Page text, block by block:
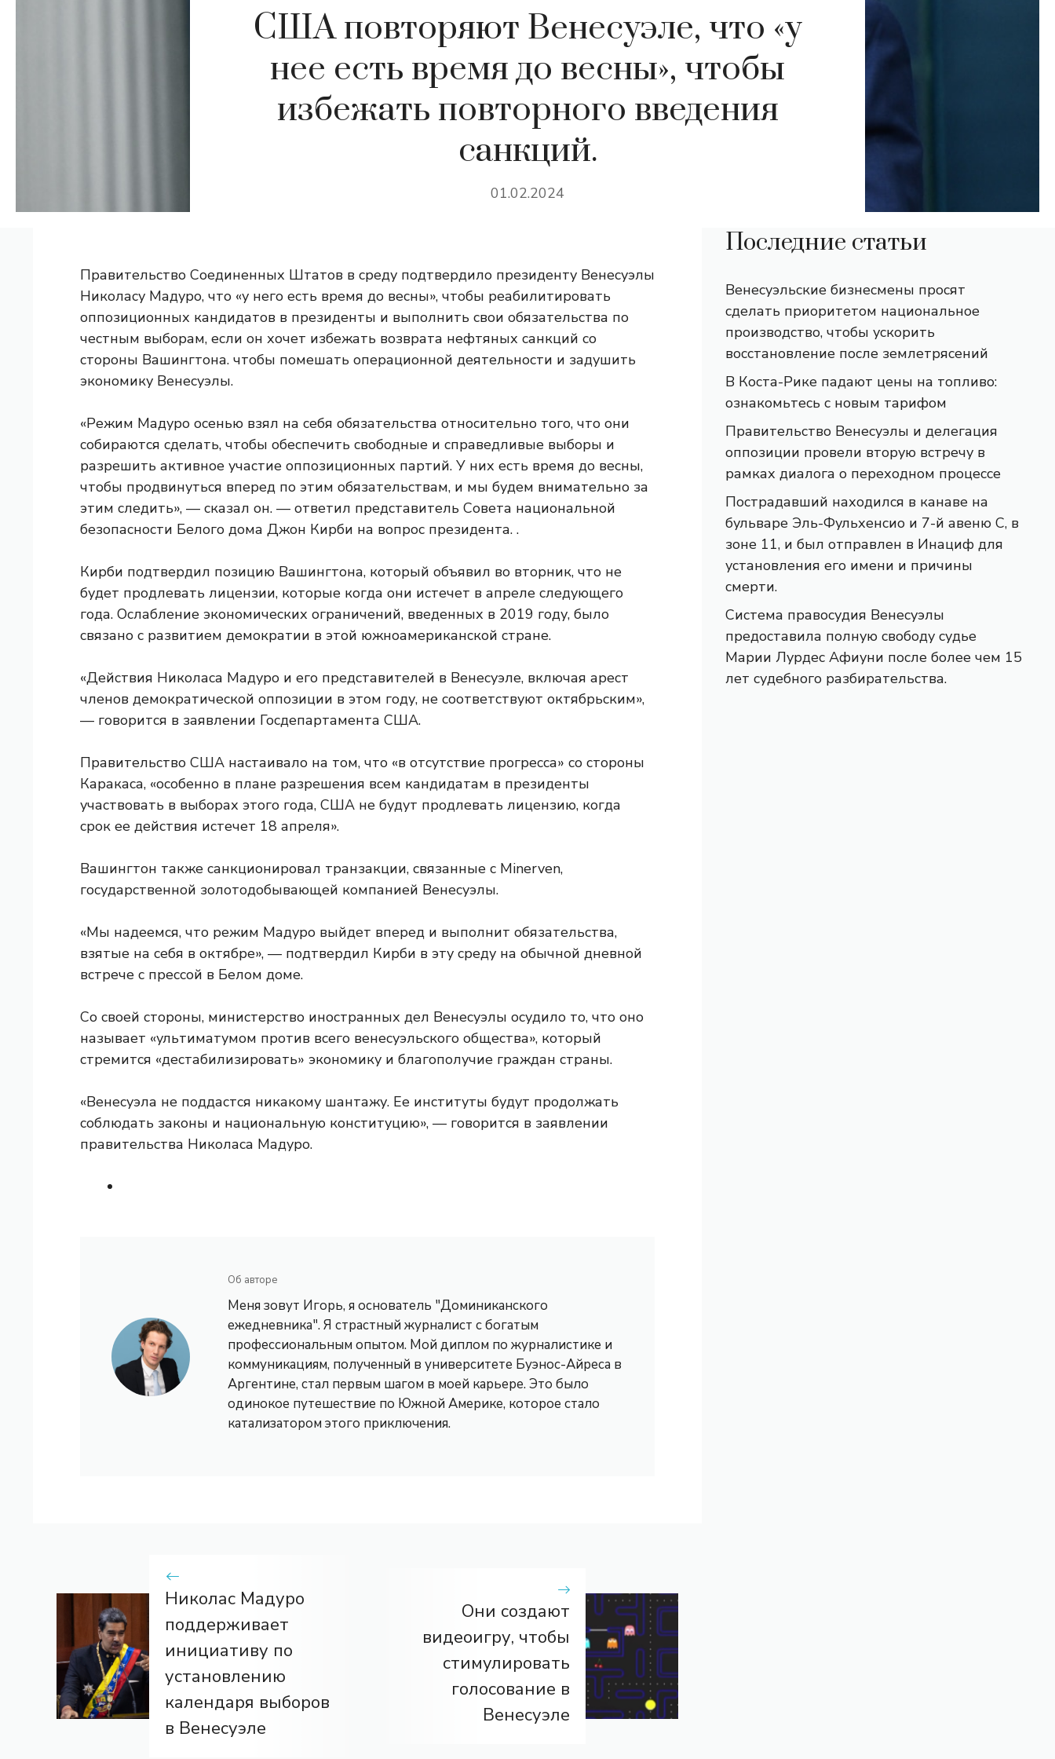
США повторяют Венесуэле, что «у
нее есть время до весны», чтобы
избежать повторного введения
санкций.
01.02.2024
Правительство Соединенных Штатов в среду подтвердило президенту Венесуэлы
Николасу Мадуро, что «у него есть время до весны», чтобы реабилитировать
оппозиционных кандидатов в президенты и выполнить свои обязательства по
честным выборам, если он хочет избежать возврата нефтяных санкций со
стороны Вашингтона. чтобы помешать операционной деятельности и задушить
экономику Венесуэлы.
«Режим Мадуро осенью взял на себя обязательства относительно того, что они
собираются сделать, чтобы обеспечить свободные и справедливые выборы и
разрешить активное участие оппозиционных партий. У них есть время до весны,
чтобы продвинуться вперед по этим обязательствам, и мы будем внимательно за
этим следить», — сказал он. — ответил представитель Совета национальной
безопасности Белого дома Джон Кирби на вопрос президента. .
Кирби подтвердил позицию Вашингтона, который объявил во вторник, что не
будет продлевать лицензии, которые когда они истечет в апреле следующего
года. Ослабление экономических ограничений, введенных в 2019 году, было
связано с развитием демократии в этой южноамериканской стране.
«Действия Николаса Мадуро и его представителей в Венесуэле, включая арест
членов демократической оппозиции в этом году, не соответствуют октябрьским»,
— говорится в заявлении Госдепартамента США.
Правительство США настаивало на том, что «в отсутствие прогресса» со стороны
Каракаса, «особенно в плане разрешения всем кандидатам в президенты
участвовать в выборах этого года, США не будут продлевать лицензию, когда
срок ее действия истечет 18 апреля».
Вашингтон также санкционировал транзакции, связанные с Minerven,
государственной золотодобывающей компанией Венесуэлы.
«Мы надеемся, что режим Мадуро выйдет вперед и выполнит обязательства,
взятые на себя в октябре», — подтвердил Кирби в эту среду на обычной дневной
встрече с прессой в Белом доме.
Со своей стороны, министерство иностранных дел Венесуэлы осудило то, что оно
называет «ультиматумом против всего венесуэльского общества», который
стремится «дестабилизировать» экономику и благополучие граждан страны.
«Венесуэла не поддастся никакому шантажу. Ее институты будут продолжать
соблюдать законы и национальную конституцию», — говорится в заявлении
правительства Николаса Мадуро.
Об авторе
Меня зовут Игорь, я основатель "Доминиканского
ежедневника". Я страстный журналист с богатым
профессиональным опытом. Мой диплом по журналистике и
коммуникациям, полученный в университете Буэнос-Айреса в
Аргентине, стал первым шагом в моей карьере. Это было
одинокое путешествие по Южной Америке, которое стало
катализатором этого приключения.
Николас Мадуро
поддерживает
инициативу по
установлению
календаря выборов
в Венесуэле
Они создают
видеоигру, чтобы
стимулировать
голосование в
Венесуэле
Последние статьи
Венесуэльские бизнесмены просят
сделать приоритетом национальное
производство, чтобы ускорить
восстановление после землетрясений
В Коста-Рике падают цены на топливо:
ознакомьтесь с новым тарифом
Правительство Венесуэлы и делегация
оппозиции провели вторую встречу в
рамках диалога о переходном процессе
Пострадавший находился в канаве на
бульваре Эль-Фульхенсио и 7-й авеню С, в
зоне 11, и был отправлен в Инациф для
установления его имени и причины
смерти.
Система правосудия Венесуэлы
предоставила полную свободу судье
Марии Лурдес Афиуни после более чем 15
лет судебного разбирательства.